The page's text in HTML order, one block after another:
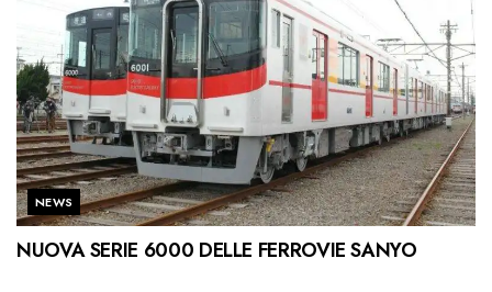
NEWS
NUOVA SERIE 6000 DELLE FERROVIE SANYO